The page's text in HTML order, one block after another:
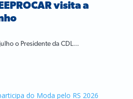
visita a
o Presidente da CDL...